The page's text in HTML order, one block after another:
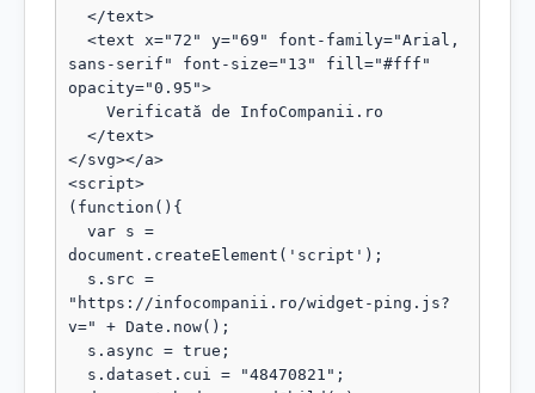
sans-serif" font-size="13" fill="#fff"
opacity="0.95">
</svg></a>
<script>
(function(){
document.createElement('script');
"https://infocompanii.ro/widget-ping.js?
v=" + Date.now();